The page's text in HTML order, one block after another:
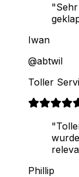
Iwan
@abtwil
Toller
Phillip